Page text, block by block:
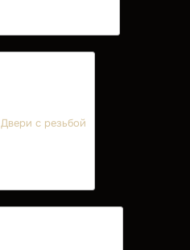
Двери с резьбой